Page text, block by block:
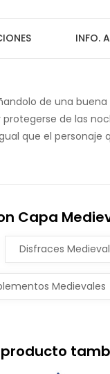
INFO.
de una
de las
que el personaje
Capa
Disfraces
Medievales